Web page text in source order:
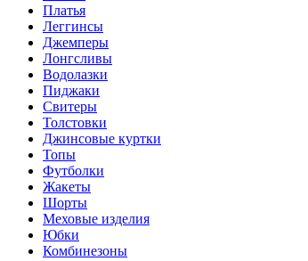
Платья
Леггинсы
Джемперы
Лонгсливы
Водолазки
Пиджаки
Свитеры
Толстовки
Джинсовые куртки
Топы
Футболки
Жакеты
Шорты
Меховые изделия
Юбки
Комбинезоны